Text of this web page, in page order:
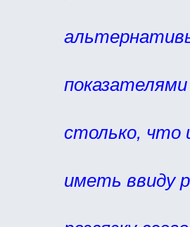
столько,
иметь ввиду